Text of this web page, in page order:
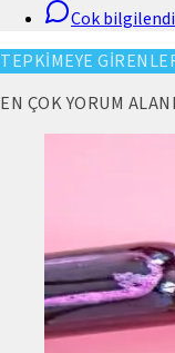
Cok
TEPKİMEYE
EN ÇOK YORUM